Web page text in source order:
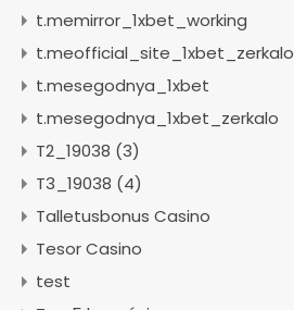
t.memirror_1xbet_working
t.meofficial_site_1xbet_zerkalo
t.mesegodnya_1xbet
t.mesegodnya_1xbet_zerkalo
T2_19038 (3)
T3_19038 (4)
Talletusbonus Casino
Tesor Casino
test